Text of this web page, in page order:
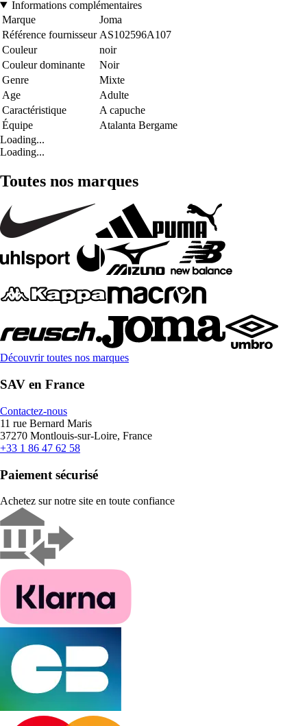
Informations complémentaires
Marque
Joma
Référence fournisseur AS102596A107
Couleur
noir
Couleur dominante
Noir
Genre
Mixte
Age
Adulte
Caractéristique
A capuche
Équipe
Atalanta Bergame
Loading...
Loading...
Toutes nos marques
Découvrir toutes nos marques
SAV en France
Contactez-nous
11 rue Bernard Maris
37270 Montlouis-sur-Loire, France
+33 1 86 47 62 58
Paiement sécurisé
Achetez sur notre site en toute confiance